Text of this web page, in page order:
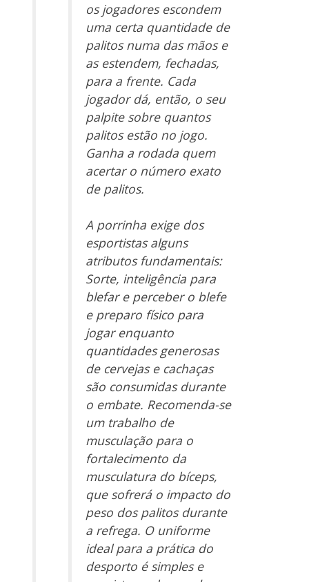
os jogadores escondem
uma certa quantidade de
palitos numa das mãos e
as estendem, fechadas,
para a frente. Cada
jogador dá, então, o seu
palpite sobre quantos
palitos estão no jogo.
Ganha a rodada quem
acertar o número exato
de palitos.
A porrinha exige dos
esportistas alguns
atributos fundamentais:
Sorte, inteligência para
blefar e perceber o blefe
e preparo físico para
jogar enquanto
quantidades generosas
de cervejas e cachaças
são consumidas durante
o embate. Recomenda-se
um trabalho de
musculação para o
fortalecimento da
musculatura do bíceps,
que sofrerá o impacto do
peso dos palitos durante
a refrega. O uniforme
ideal para a prática do
desporto é simples e